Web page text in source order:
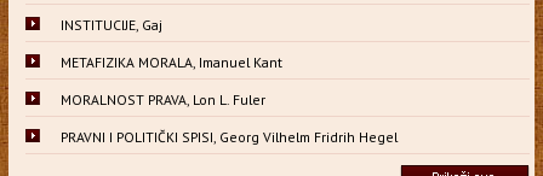
INSTITUCIJE, Gaj
METAFIZIKA MORALA, Imanuel Kant
MORALNOST PRAVA, Lon L. Fuler
PRAVNI I POLITIČKI SPISI, Georg Vilhelm Fridrih Hegel